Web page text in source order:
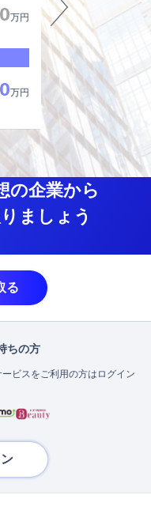
万円
万円
外資系製薬メーカー
品質管理、品質保証
内資系製薬メーカー
品質管理責任者
の企業から
ましょう
る
ちの方
ビスをご利用の方はログイン